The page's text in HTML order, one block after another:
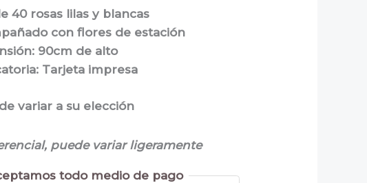
40 rosas lilas y blancas
con flores de estación
90cm de alto
Tarjeta impresa
variar a su elección
puede variar ligeramente
todo medio de pago